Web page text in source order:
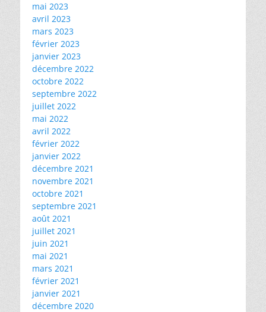
mai 2023
avril 2023
mars 2023
février 2023
janvier 2023
décembre 2022
octobre 2022
septembre 2022
juillet 2022
mai 2022
avril 2022
février 2022
janvier 2022
décembre 2021
novembre 2021
octobre 2021
septembre 2021
août 2021
juillet 2021
juin 2021
mai 2021
mars 2021
février 2021
janvier 2021
décembre 2020